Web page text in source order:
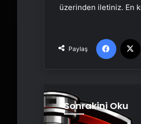
üzerinden iletiniz. En
Paylaş
Sonrakini Oku